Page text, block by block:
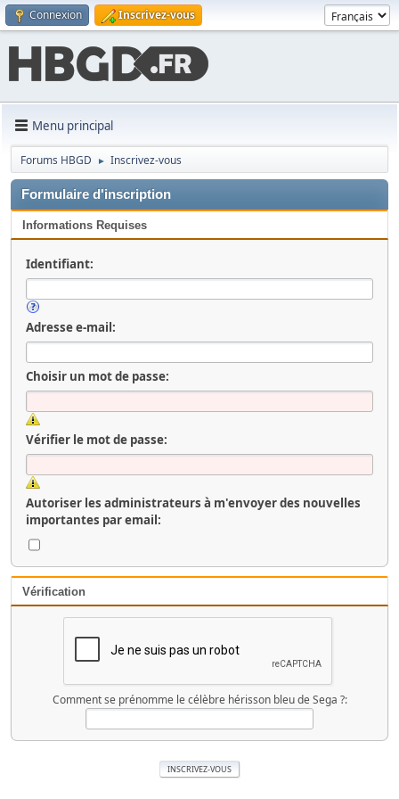
Connexion Inscrivez-vous
Menu principal
Forums HBGD ► Inscrivez-vous
Formulaire d'inscription
Informations Requises
Identifiant:
Adresse e-mail:
Choisir un mot de passe:
Vérifier le mot de passe:
Autoriser les administrateurs à m'envoyer des nouvelles
importantes par email:
Vérification
Comment se prénomme le célèbre hérisson bleu de Sega ?: